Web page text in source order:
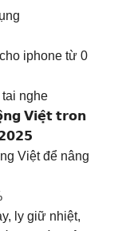
iphone từ 0
nghe
𝗩𝗶𝗲̣̂𝘁 𝘁𝗿𝗼𝗻
Việt để nâng
ly giữ nhiệt,